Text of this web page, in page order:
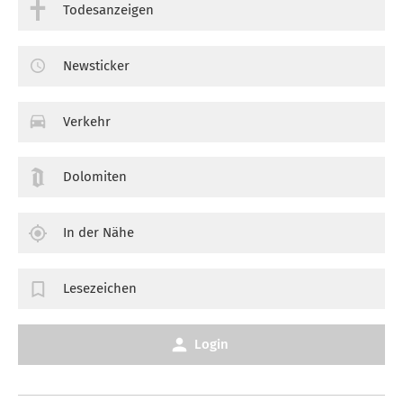
Todesanzeigen
Newsticker
Verkehr
Dolomiten
In der Nähe
Lesezeichen
Login